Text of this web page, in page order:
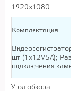
1920х1080
Комплектация
шт (1х12V5А);
подключения
Угол обзора